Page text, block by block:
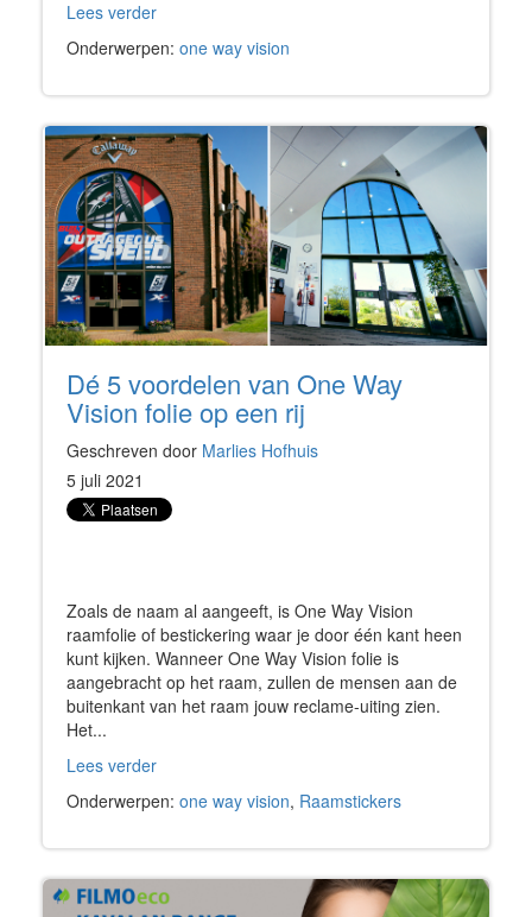
Lees verder
Onderwerpen: one way vision
Dé 5 voordelen van One Way
Vision folie op een rij
Geschreven door Marlies Hofhuis
5 juli 2021
Zoals de naam al aangeeft, is One Way Vision
raamfolie of bestickering waar je door één kant heen
kunt kijken. Wanneer One Way Vision folie is
aangebracht op het raam, zullen de mensen aan de
buitenkant van het raam jouw reclame-uiting zien.
Het...
Lees verder
Onderwerpen: one way vision, Raamstickers